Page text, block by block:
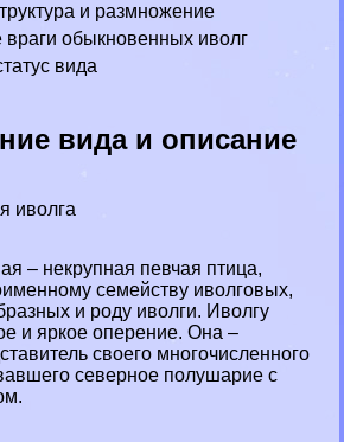
и размножение
враги обыкновенных иволг
вида
вида и описание
иволга
– некрупная певчая птица,
семейству иволговых,
и роду иволги. Иволгу
и яркое оперение. Она –
своего многочисленного
северное полушарие с